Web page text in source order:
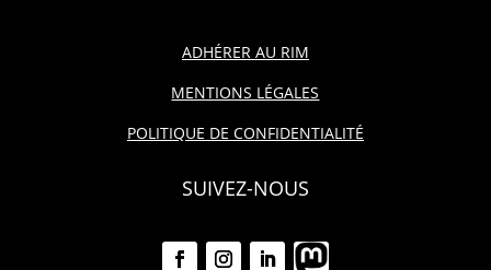
ADHÉRER AU RIM
MENTIONS LÉGALES
POLITIQUE DE CONFIDENTIALITÉ
SUIVEZ-NOUS